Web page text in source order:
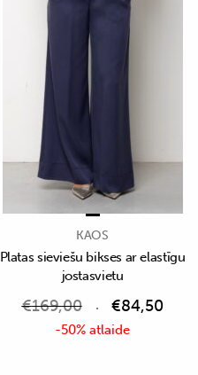
KAOS
Platas sieviešu bikses ar elastīgu
jostasvietu
€169,00 €84,50
-50% atlaide